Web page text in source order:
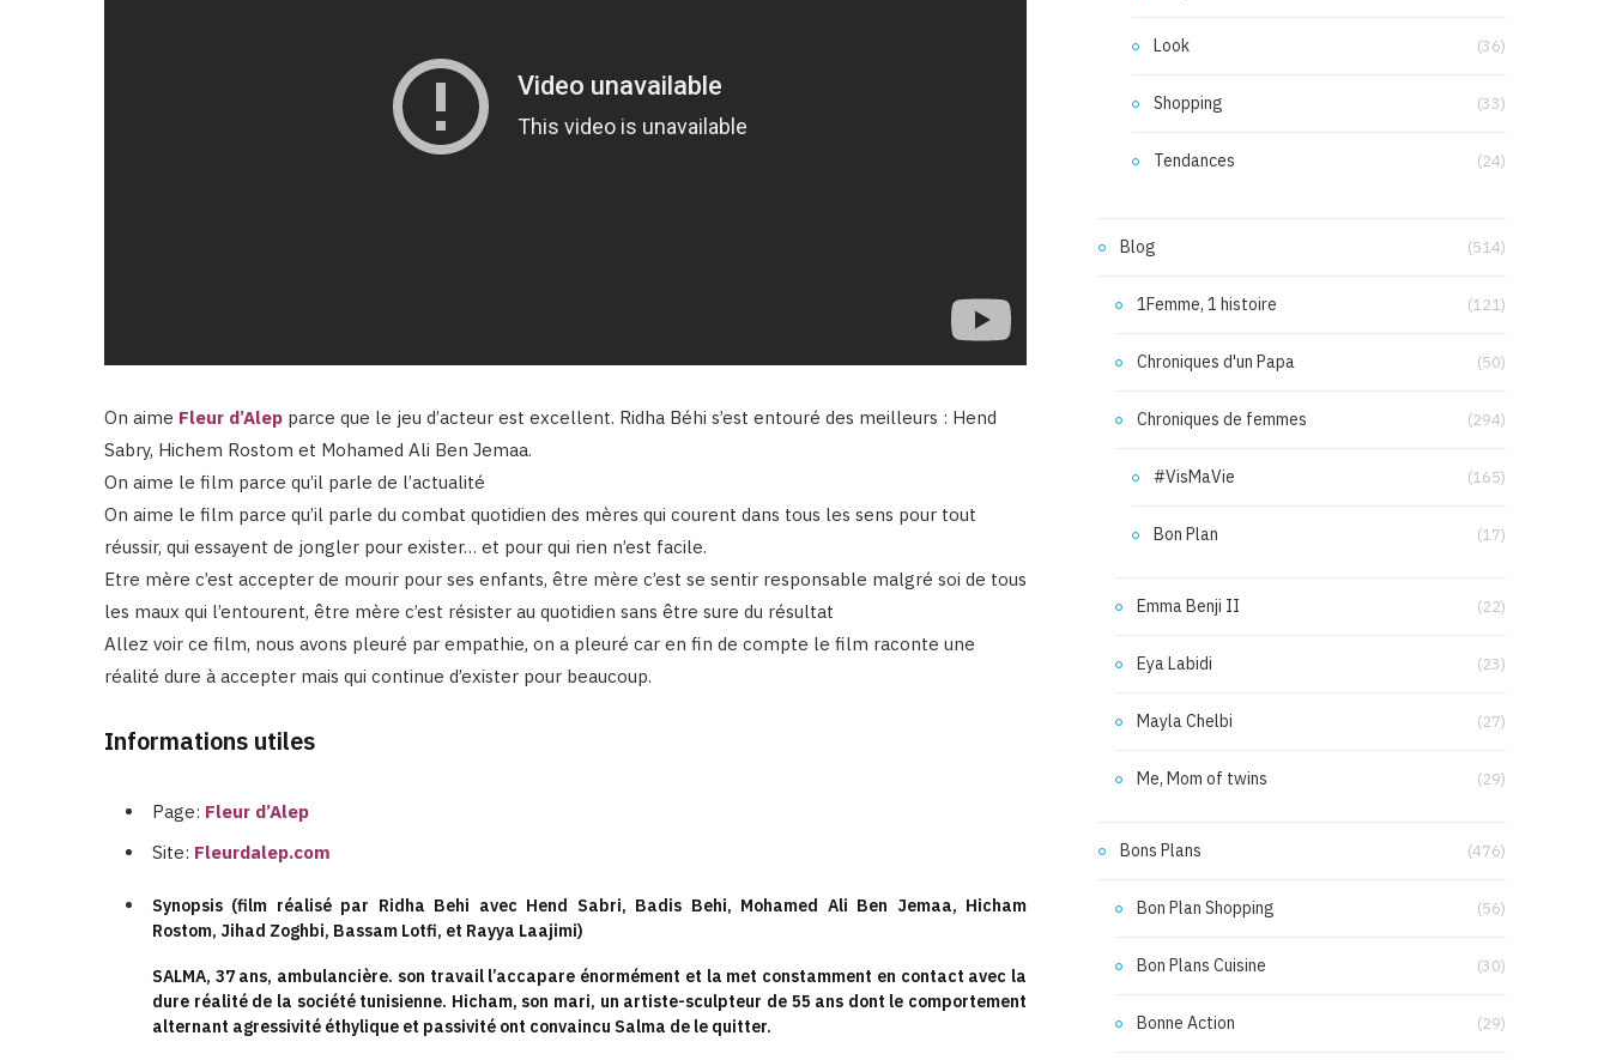
On aime Fleur d’Alep parce que le jeu d’acteur est excellent. Ridha Béhi s’est entouré des meilleurs : Hend
Sabry, Hichem Rostom et Mohamed Ali Ben Jemaa.
On aime le film parce qu’il parle de l’actualité
On aime le film parce qu’il parle du combat quotidien des mères qui courent dans tous les sens pour tout
réussir, qui essayent de jongler pour exister… et pour qui rien n’est facile.
Etre mère c’est accepter de mourir pour ses enfants, être mère c’est se sentir responsable malgré soi de tous
les maux qui l’entourent, être mère c’est résister au quotidien sans être sure du résultat
Allez voir ce film, nous avons pleuré par empathie, on a pleuré car en fin de compte le film raconte une
réalité dure à accepter mais qui continue d’exister pour beaucoup.
Informations utiles
Page: Fleur d’Alep
Site: Fleurdalep.com
Synopsis (film réalisé par Ridha Behi avec Hend Sabri, Badis Behi, Mohamed Ali Ben Jemaa, Hicham
Rostom, Jihad Zoghbi, Bassam Lotfi, et Rayya Laajimi)
SALMA, 37 ans, ambulancière. son travail l’accapare énormément et la met constamment en contact avec la
dure réalité de la société tunisienne. Hicham, son mari, un artiste-sculpteur de 55 ans dont le comportement
alternant agressivité éthylique et passivité ont convaincu Salma de le quitter.
Look (36)
Shopping (33)
Tendances (24)
Blog (514)
1Femme, 1 histoire (121)
Chroniques d'un Papa (50)
Chroniques de femmes (294)
#VisMaVie (165)
Bon Plan (17)
Emma Benji II (22)
Eya Labidi (23)
Mayla Chelbi (27)
Me, Mom of twins (29)
Bons Plans (476)
Bon Plan Shopping (56)
Bon Plans Cuisine (30)
Bonne Action (29)